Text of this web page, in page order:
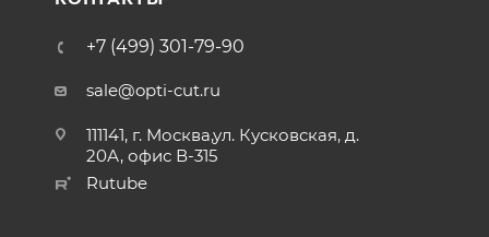
+7 (499) 301-79-90
sale@opti-cut.ru
111141, г. Москва,ул. Кусковская, д.
20А, офис В-315
Rutube